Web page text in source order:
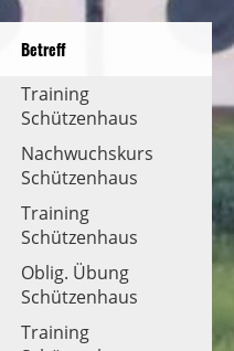
Betreff
Training
Schützenhaus
Nachwuchskurs
Schützenhaus
Training
Schützenhaus
Oblig. Übung
Schützenhaus
Training